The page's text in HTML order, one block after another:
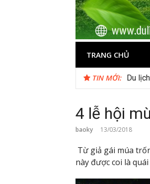
Du
TRANG CHỦ
TIN MỚI: Du
4 lễ hội
baoky 13/03/2018
Từ giả gái múa
này được coi là